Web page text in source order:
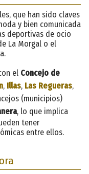
que han sido claves
y bien comunicada
deportivas de ocio
La Morgal o el
el Concejo de
, Illas, Las Regueras,
(municipios)
, lo que implica
tener
entre ellos.